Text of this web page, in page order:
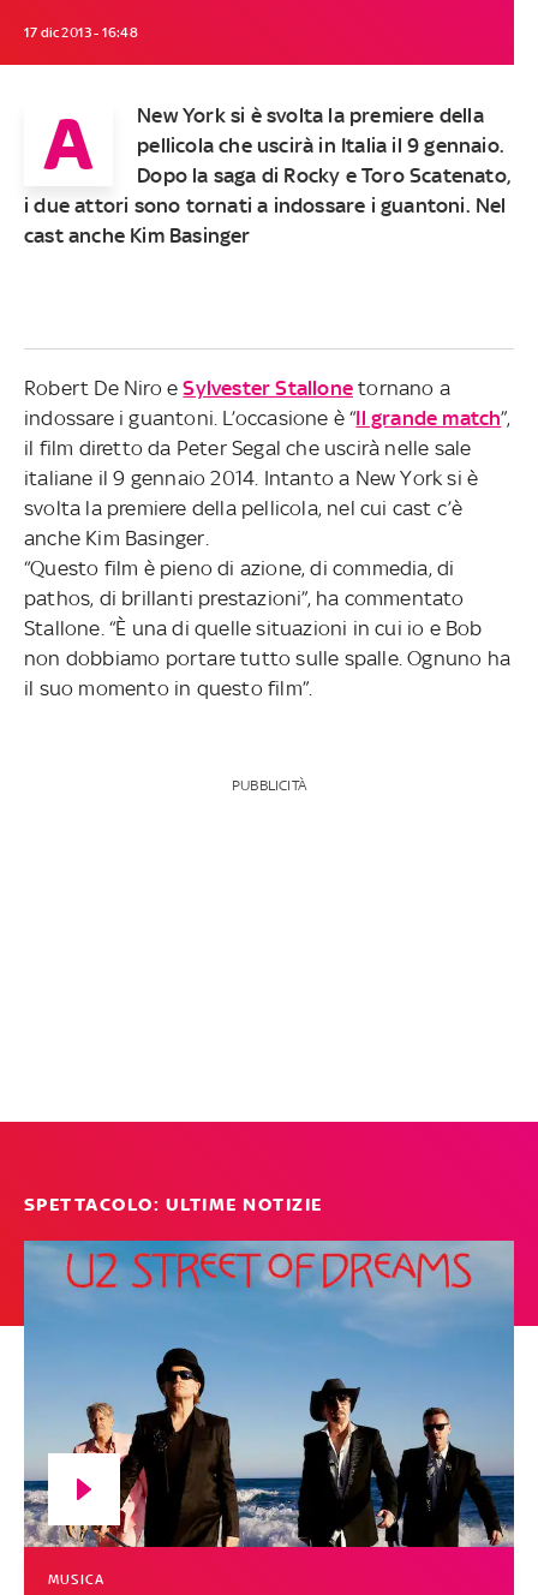
17 dic 2013 - 16:48
A
New York si è svolta la premiere della
pellicola che uscirà in Italia il 9 gennaio.
Dopo la saga di Rocky e Toro Scatenato,
i due attori sono tornati a indossare i guantoni. Nel
cast anche Kim Basinger
Robert De Niro eSylvester Stallone tornano a
indossare i guantoni. L’occasione è “Il grande match”,
il film diretto da Peter Segal che uscirà nelle sale
italiane il 9 gennaio 2014. Intanto a New York si è
svolta la premiere della pellicola, nel cui cast c’è
anche Kim Basinger.
“Questo film è pieno di azione, di commedia, di
pathos, di brillanti prestazioni”, ha commentato
Stallone. “È una di quelle situazioni in cui io e Bob
non dobbiamo portare tutto sulle spalle. Ognuno ha
il suo momento in questo film”.
PUBBLICITÀ
SPETTACOLO: ULTIME NOTIZIE
MUSICA